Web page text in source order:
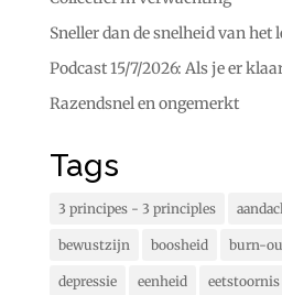
Sneller dan de snelheid van het
Podcast 15/7/2026: Als je er
Razendsnel en ongemerkt
Tags
3 principes - 3 principles
bewustzijn boosheid burn-
depressie eenheid eetstoornis